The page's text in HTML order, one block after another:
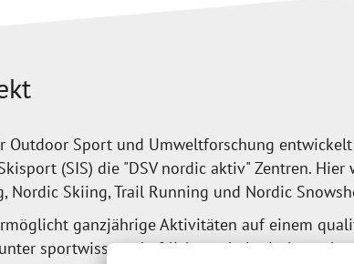
Outdoor Sport und Umweltforschung
(SIS) die "DSV nordic aktiv" Zentren.
Nordic Skiing, Trail Running und Nordic
ganzjährige Aktivitäten auf einem
sportwissenschaftlichen, ökologischen,